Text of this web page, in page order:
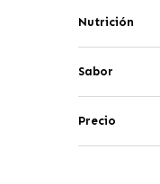
Nutrición
Sabor
Precio